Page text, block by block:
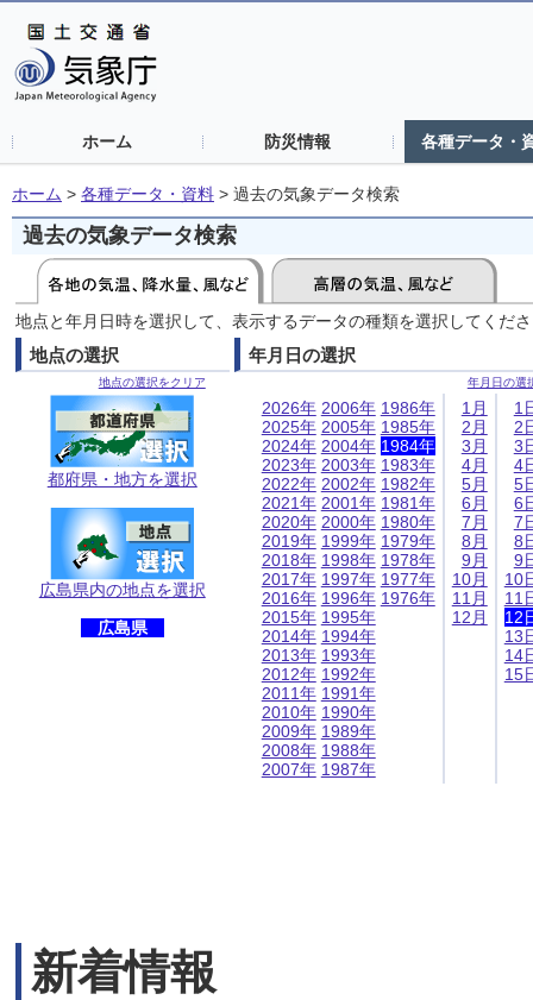
ホーム 防災情報 各種データ・
ホーム > 各種データ・資料 > 過去の気象データ検索
過去の気象データ検索
地点と年月日時を選択して、表示するデータの種類を選択してくだ
地点の選択
地点の選択をクリア
都府県・地方を選択
広島県内の地点を選択
広島県
年月日の選択
年月日の選
2026年
2025年
2024年
2023年
2022年
2021年
2020年
2019年
2018年
2017年
2016年
2015年
2014年
2013年
2012年
2011年
2010年
2009年
2008年
2007年
2006年
2005年
2004年
2003年
2002年
2001年
2000年
1999年
1998年
1997年
1996年
1995年
1994年
1993年
1992年
1991年
1990年
1989年
1988年
1987年
1986年
1985年
1984年
1983年
1982年
1981年
1980年
1979年
1978年
1977年
1976年
1月
2月
3月
4月
5月
6月
7月
8月
9月
10月
11月
12月
1
2
3
4
5
6
7
8
9
10
11
12
13
14
15
新着情報